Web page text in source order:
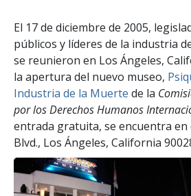
El 17 de diciembre de 2005,
públicos y líderes de la industria
se reunieron en Los Ángeles,
la apertura del nuevo museo,
Industria de la Muerte de la
por los Derechos Humanos
entrada gratuita, se encuentra en
Blvd., Los Ángeles, California